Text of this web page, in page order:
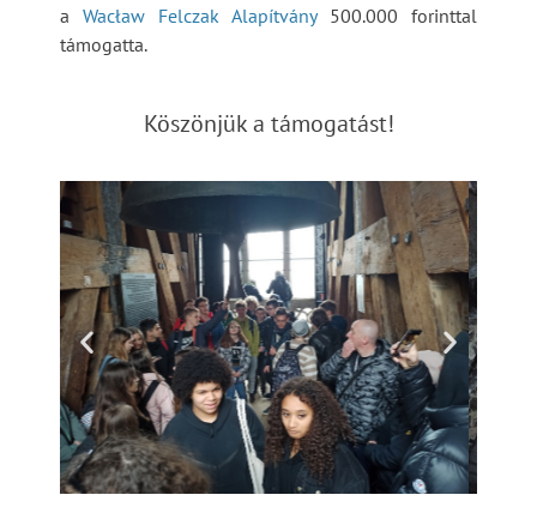
a Wacław Felczak Alapítvány 500.000 forinttal
támogatta.
Köszönjük a támogatást!